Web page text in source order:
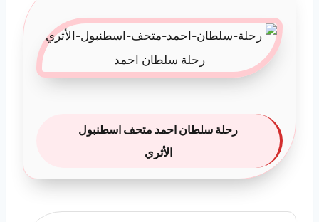
رحلة سلطان احمد متحف اسطنبول
الأثري